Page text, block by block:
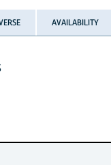
AVAILABILITY